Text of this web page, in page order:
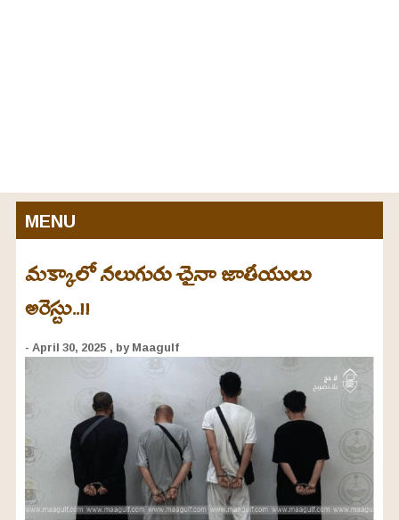
MENU
మక్కాలో నలుగురు చైనా జాతీయులు
అరెస్టు..!!
- April 30, 2025 , by Maagulf